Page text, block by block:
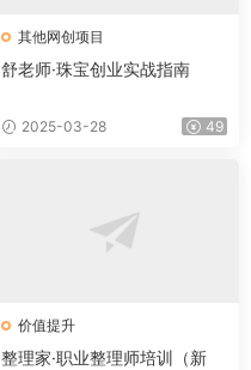
其他网创项目
舒老师·珠宝创业实战指南
2025-03-28 49
价值提升
整理家·职业整理师培训（新